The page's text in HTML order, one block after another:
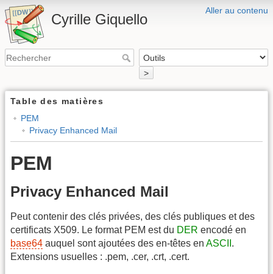
Aller au contenu
Cyrille Giquello
>
Table des matières
PEM
Privacy Enhanced Mail
PEM
Privacy Enhanced Mail
Peut contenir des clés privées, des clés publiques et des
certificats X509. Le format PEM est du DER encodé en
base64 auquel sont ajoutées des en-têtes en ASCII .
Extensions usuelles : .pem, .cer, .crt, .cert.